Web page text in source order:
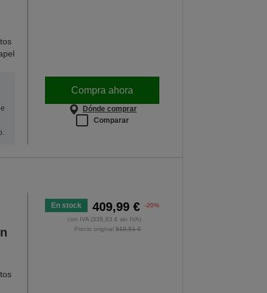
Compra ahora
Dónde comprar
Comparar
En stock 409,99 € -20%
con IVA (338,83 € sin IVA)
Precio original510,51 €